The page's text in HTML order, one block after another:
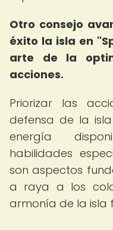
Otro consejo
éxito la isla en
arte de la
acciones.
Priorizar las
defensa de la
energía
habilidades
son aspectos
a raya a los
armonía de la isla